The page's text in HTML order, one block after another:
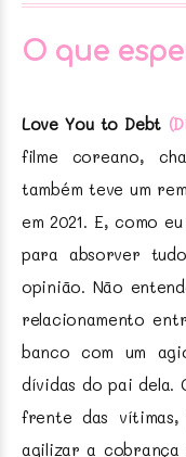
O que
Love You to Debt
filme coreano,
também teve um
em 2021. E, como
para absorver
opinião. Não
relacionamento
banco com um
dívidas do pai dela.
frente das
agilizar a cobrança